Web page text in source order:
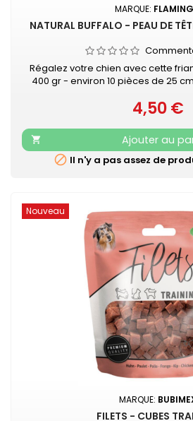
MARQUE:
NATURAL BUFFALO - PEAU DE
Régalez votre chien avec cette
400 gr - environ 10 pièces de 25
teneur en graisse - Sans gluten -
Prix
4,50 €

Ajouter au
 Il n'y a pas assez de
Nouveau
MARQUE:
FILETS - CUBES